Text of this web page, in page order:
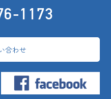
1173
合わせ